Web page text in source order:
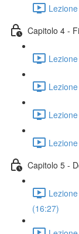
Capitolo 4 -
Capitolo 5 -
(16:27)